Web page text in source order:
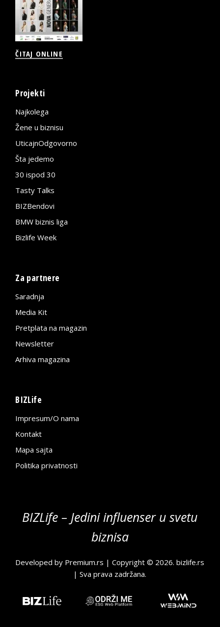
ČITAJ ONLINE
Projekti
Najkolega
Žene u biznisu
UticajnOdgovorno
Šta jedemo
30 ispod 30
Tasty Talks
BIZBendovi
BMW biznis liga
Bizlife Week
Za partnere
Saradnja
Media Kit
Pretplata na magazin
Newsletter
Arhiva magazina
BIZLife
Impresum/O nama
Kontakt
Mapa sajta
Politika privatnosti
BIZLife – Jedini influenser u svetu
biznisa
Developed by Premium.rs | Copyright © 2026.bizlife.rs
| Sva prava zadržana.